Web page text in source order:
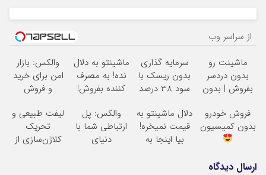
از سراسر وب
ماشینت رو
بدون دردسر
بفروش | بدون
سرمایه گذاری
بدون ریسک با
سود 38 درصد
ماشینتو به دلال
نده! به مصرف
کننده بفروش!
یک تماس
والکس: بازار
امن برای خرید
و فروش
دیجیتال
فروش خودرو
بدون کمیسیون
دلال ماشینتو به
قیمت نمیخره!
بیا اینجا به
والکس: پل
ارتباطی شما با
دنیای
لیفت طبیعی و
تحریک
کلاژن‌سازی از
ارسال دیدگاه